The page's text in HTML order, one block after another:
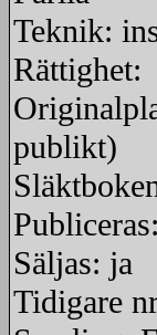
Teknik:
Rättighet:
publikt)
Säljas: ja
Tidigare